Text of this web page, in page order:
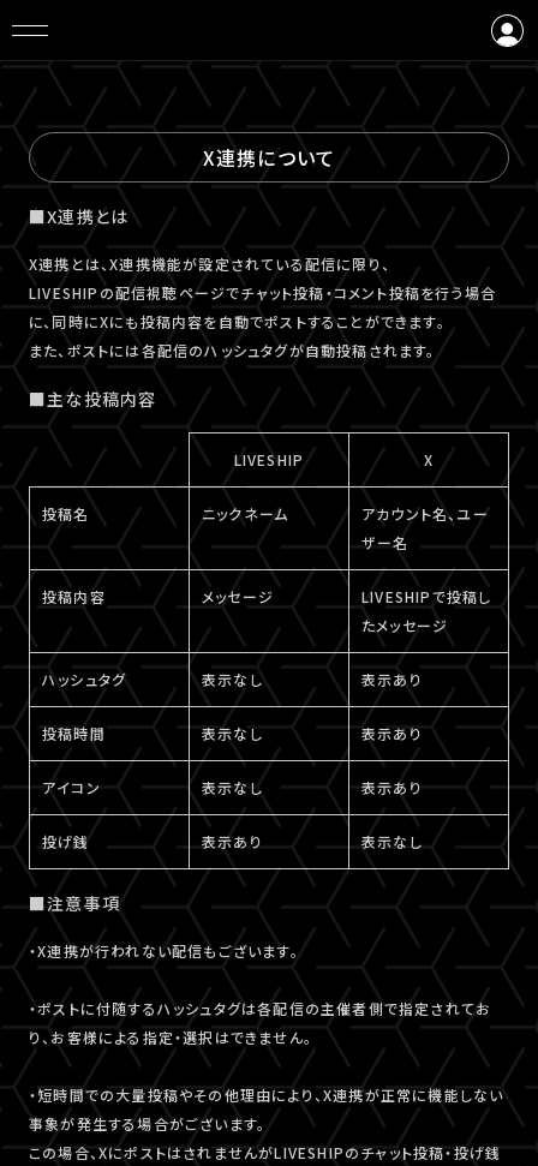
会員登録
X連携について
■X連携とは
X連携とは、X連携機能が設定されている配信に限り、
LIVESHIPの配信視聴ページでチャット投稿・コメント投稿を行う場合
に、同時にXにも投稿内容を自動でポストすることができます。
また、ポストには各配信のハッシュタグが自動投稿されます。
■主な投稿内容
LIVESHIP X
投稿名 ニックネーム
アカウント名、ユー
ザー名
投稿内容 メッセージ
LIVESHIPで投稿し
たメッセージ
ハッシュタグ 表示なし 表示あり
投稿時間 表示なし 表示あり
アイコン 表示なし 表示あり
投げ銭 表示あり 表示なし
■注意事項
・X連携が行われない配信もございます。
・ポストに付随するハッシュタグは各配信の主催者側で指定されてお
り、お客様による指定・選択はできません。
・短時間での大量投稿やその他理由により、X連携が正常に機能しない
事象が発生する場合がございます。
この場合、XにポストはされませんがLIVESHIPのチャット投稿・投げ銭